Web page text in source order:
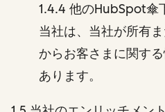
1.4.4 他のHubSpot傘
当社は、当社が所有
からお客さまに関す
あります。